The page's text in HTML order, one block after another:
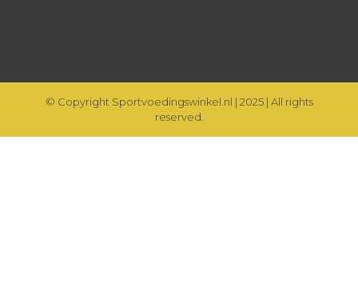
© Copyright Sportvoedingswinkel.nl | 2025 | All rights
reserved.